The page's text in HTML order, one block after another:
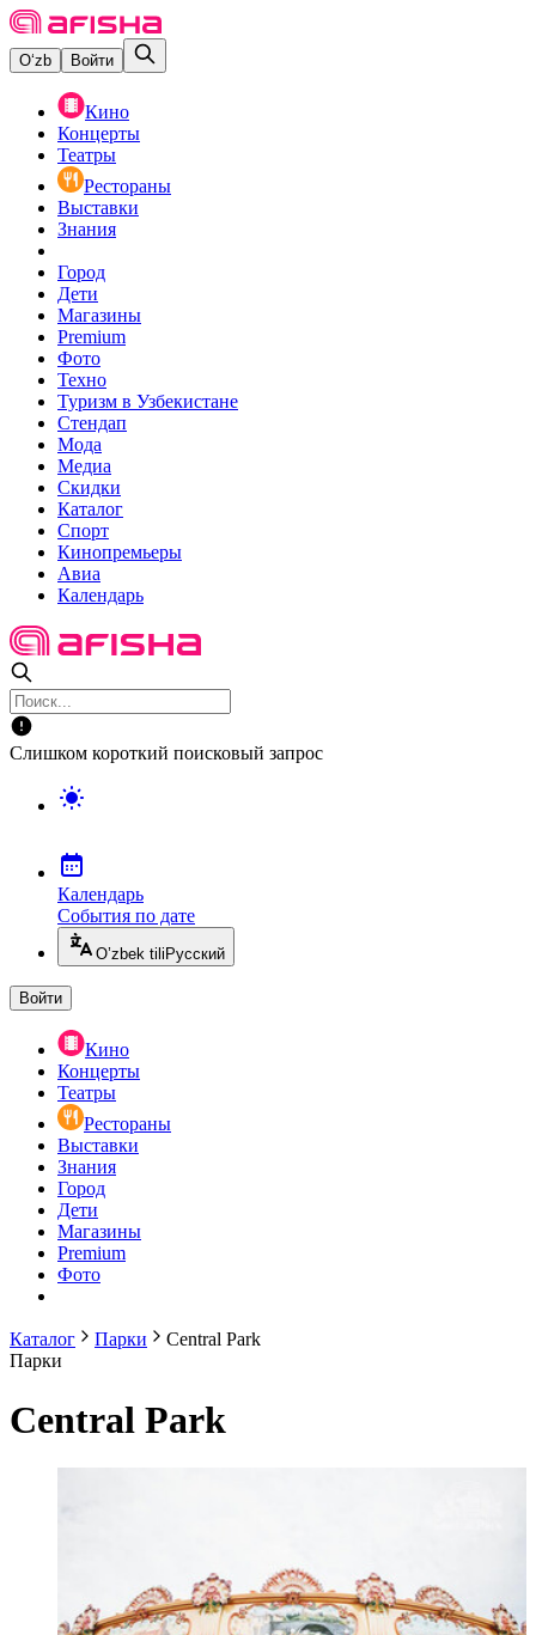
O‘zb Войти
Кино
Концерты
Театры
Рестораны
Выставки
Знания
Город
Дети
Магазины
Premium
Фото
Техно
Туризм в Узбекистане
Стендап
Мода
Медиа
Скидки
Каталог
Спорт
Кинопремьеры
Авиа
Календарь
Слишком короткий поисковый запрос
Календарь
События по дате
O’zbek tili Русский
Войти
Кино
Концерты
Театры
Рестораны
Выставки
Знания
Город
Дети
Магазины
Premium
Фото
Каталог Парки
Central Park
Парки
Central Park